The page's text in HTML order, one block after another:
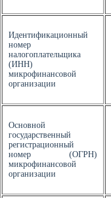
Идентификационный
номер
налогоплательщика
(ИНН)
микрофинансовой
организации
Основной
государственный
регистрационный
номер (ОГРН)
микрофинансовой
организации